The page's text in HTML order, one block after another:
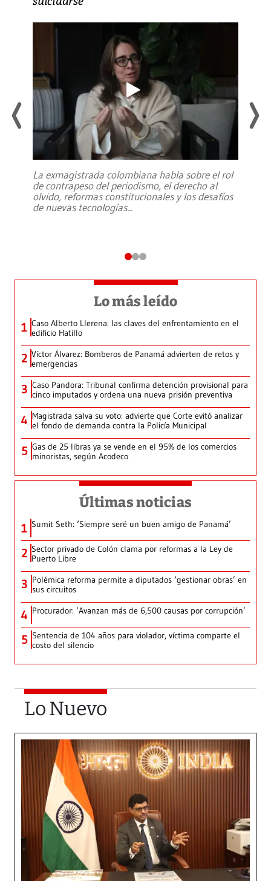
La exmagistrada colombiana habla sobre el rol
de contrapeso del periodismo, el derecho al
olvido, reformas constitucionales y los desafíos
de nuevas tecnologías...
Lo más leído
1 Caso Alberto Llerena: las claves del enfrentamiento en el
edificio Hatillo
2 Víctor Álvarez: Bomberos de Panamá advierten de retos y
emergencias
3 Caso Pandora: Tribunal confirma detención provisional para
cinco imputados y ordena una nueva prisión preventiva
4 Magistrada salva su voto: advierte que Corte evitó analizar
el fondo de demanda contra la Policía Municipal
5 Gas de 25 libras ya se vende en el 95% de los comercios
minoristas, según Acodeco
Últimas noticias
1 Sumit Seth: ‘Siempre seré un buen amigo de Panamá’
2 Sector privado de Colón clama por reformas a la Ley de
Puerto Libre
3 Polémica reforma permite a diputados ‘gestionar obras’ en
sus circuitos
4 Procurador: ‘Avanzan más de 6,500 causas por corrupción’
5 Sentencia de 104 años para violador, víctima comparte el
costo del silencio
Lo Nuevo